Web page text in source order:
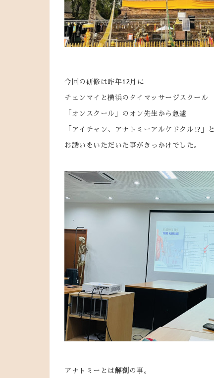
今回の研修は昨年12月に
チェンマイと横浜のタイマッサージスクール
「オンスクール」のオン先生から急遽
「アイチャン、アナトミーアルケドクル⁉︎」と
お誘いをいただいた事がきっかけでした。
アナトミーとは解剖 の事。